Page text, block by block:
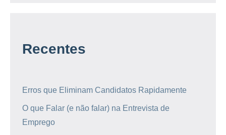
Recentes
Erros que Eliminam Candidatos Rapidamente
O que Falar (e não falar) na Entrevista de
Emprego